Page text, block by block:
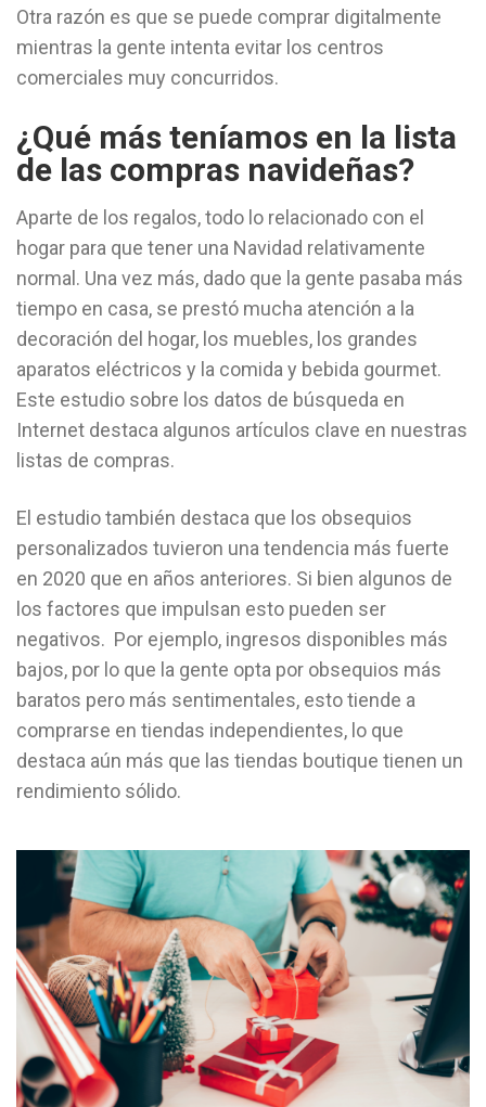
Otra razón es que se puede comprar digitalmente
mientras la gente intenta evitar los centros
comerciales muy concurridos.
¿Qué más teníamos en la lista
de las compras navideñas?
Aparte de los regalos, todo lo relacionado con el
hogar para que tener una Navidad relativamente
normal. Una vez más, dado que la gente pasaba más
tiempo en casa, se prestó mucha atención a la
decoración del hogar, los muebles, los grandes
aparatos eléctricos y la comida y bebida gourmet.
Este estudio sobre los datos de búsqueda en
Internet destaca algunos artículos clave en nuestras
listas de compras.
El estudio también destaca que los obsequios
personalizados tuvieron una tendencia más fuerte
en 2020 que en años anteriores. Si bien algunos de
los factores que impulsan esto pueden ser
negativos. Por ejemplo, ingresos disponibles más
bajos, por lo que la gente opta por obsequios más
baratos pero más sentimentales, esto tiende a
comprarse en tiendas independientes, lo que
destaca aún más que las tiendas boutique tienen un
rendimiento sólido.